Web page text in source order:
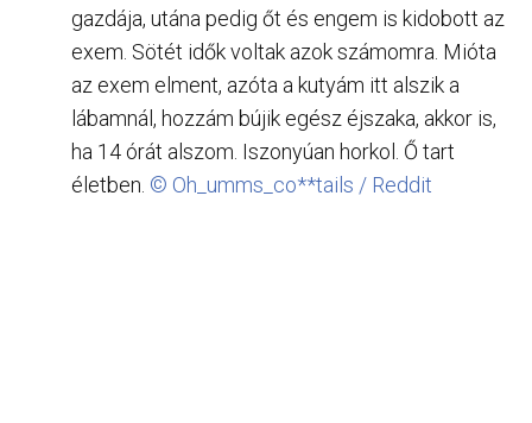
gazdája, utána pedig őt és engem is kidobott az
exem. Sötét idők voltak azok számomra. Mióta
az exem elment, azóta a kutyám itt alszik a
lábamnál, hozzám bújik egész éjszaka, akkor is,
ha 14 órát alszom. Iszonyúan horkol. Ő tart
életben. © Oh_umms_co**tails / Reddit